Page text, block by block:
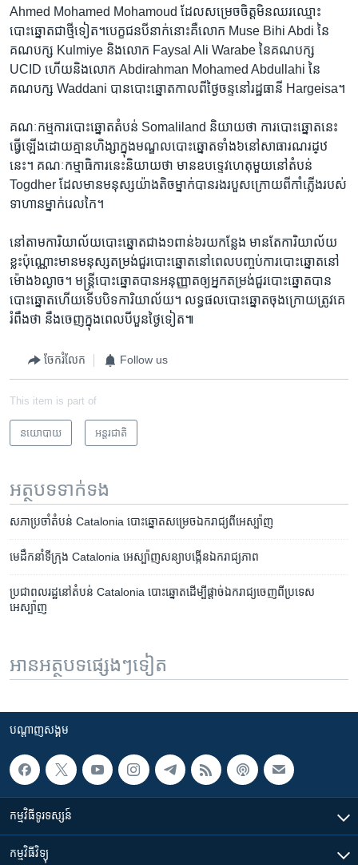
Ahmed Mohamed Mohamoud ​ដែល​សម្រេច​ចិត្ត​មិន​ឈរ​ឈ្មោះ​
បោះឆ្នោត​ជា​ថ្មី​ទៀត។​បេក្ខជន​បី​នាក់​នោះ​គឺ​លោក​ Muse Bihi Abdi ​នៃ​
គណបក្ស Kulmiye និង​លោក Faysal Ali Warabe ​នៃ​គណបក្ស
UCID ​ហើយ​និង​លោក Abdirahman Mohamed Abdullahi នៃ​
គណបក្ស Waddani ​បាន​បោះឆ្នោត​កាលពី​ថ្ងៃចន្ទ​នៅរដ្ឋធានី​ Hargeisa។
គណៈកម្មការ​បោះឆ្នោត​តំបន់ Somaliland​ និយាយ​ថា ​ការ​បោះឆ្នោត​នេះ​
ធ្វើ​ឡើង​ដោយ​គ្មាន​ហិង្សា​ក្នុង​មណ្ឌលបោះឆ្នោត​ទាំង​៦នៅ​សាធារណរដ្​ឋ
នេះ។ គណៈកម្មាធិការ​នេះ​និយាយ​ថា មាន​ឧបទ្ទេវហេតុ​មួយ​នៅតំបន់
Togdher ​ដែល​មាន​មនុស្ស​យ៉ាង​តិចម្នាក់​បាន​រងរបួស​ក្រោយពី​កាំភ្លើង​របស់​
ទាហាន​ម្នាក់​រេលកៃ។
នៅ​តាម​ការិយាល័យ​បោះឆ្នោត​ជាង​១ពាន់៦​រយ​កន្លែង​ មាន​តែ​ការិយាល័យ​
ខ្លះ​ប៉ុណ្ណោះ​មាន​មនុស្ស​តម្រង់​ជួរ​បោះឆ្នោត​នៅ​ពេល​បញ្ចប់​ការបោះឆ្នោត​នៅ
ម៉ោង​៦ល្ងាច។​ មន្ត្រី​បោះឆ្នោត​បាន​អនុញ្ញាត​ឲ្យ​អ្នក​តម្រង់​ជួរ​បោះឆ្នោត​បាន​
បោះឆ្នោត​ហើយ​ទើប​បិទ​ការិយាល័យ។​ លទ្ធផល​បោះឆ្នោត​ចុងក្រោយត្រូវ​គេ​
រំពឹង​ថា នឹងចេញ​ក្នុង​ពេល​បី​បួន​ថ្ងៃ​ទៀត៕
ចែករំលែក Follow us
This item is part of
នយោបាយ អន្តរជាតិ
អត្ថបទ​ទាក់ទង
សភា​ប្រចាំ​តំបន់​ Catalonia បោះ​ឆ្នោត​សម្រេច​ឯករាជ្យ​ពី​​អេស្ប៉ាញ
មេដឹកនាំ​ទីក្រុង​ Catalonia អេស្ប៉ាញសន្យា​បង្កើន​ឯករាជ្យភាព
ប្រជាពល​រដ្ឋ​នៅ​តំបន់ ​Catalonia ​បោះ​ឆ្នោត​ដើម្បី​ផ្ដាច់​ឯករាជ្យ​ចេញ​ពី​ប្រទេស​
អេស្ប៉ាញ
អានអត្ថបទផ្សេងៗទៀត
បណ្តាញ​សង្គម
កម្មវិធី​ទូរទស្សន៍
កម្មវិធី​វិទ្យុ